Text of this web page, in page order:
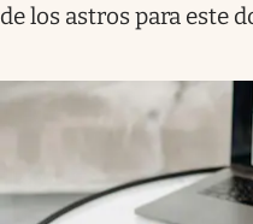
de los astros para este